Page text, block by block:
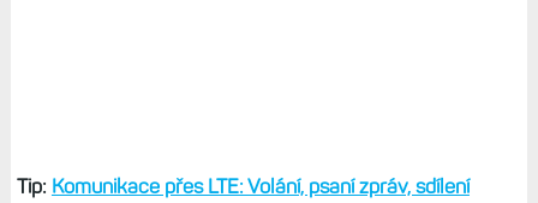
Tip: Komunikace přes LTE: Volání, psaní zpráv, sdílení